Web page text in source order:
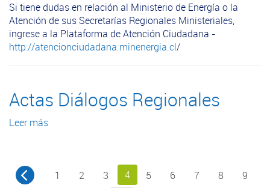
Si tiene dudas en relación al Ministerio de Energía o la
Atención de sus Secretarías Regionales Ministeriales,
ingrese a la Plataforma de Atención Ciudadana -
http://atencionciudadana.minenergia.cl/
Actas Diálogos Regionales
Leer más
1
2 3 4 5 6 7 8
9